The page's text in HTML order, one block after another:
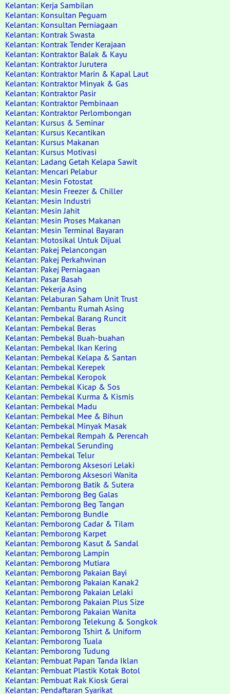
Kelantan: Kerja Sambilan
Kelantan: Konsultan Peguam
Kelantan: Konsultan Perniagaan
Kelantan: Kontrak Swasta
Kelantan: Kontrak Tender Kerajaan
Kelantan: Kontraktor Balak & Kayu
Kelantan: Kontraktor Jurutera
Kelantan: Kontraktor Marin & Kapal Laut
Kelantan: Kontraktor Minyak & Gas
Kelantan: Kontraktor Pasir
Kelantan: Kontraktor Pembinaan
Kelantan: Kontraktor Perlombongan
Kelantan: Kursus & Seminar
Kelantan: Kursus Kecantikan
Kelantan: Kursus Makanan
Kelantan: Kursus Motivasi
Kelantan: Ladang Getah Kelapa Sawit
Kelantan: Mencari Pelabur
Kelantan: Mesin Fotostat
Kelantan: Mesin Freezer & Chiller
Kelantan: Mesin Industri
Kelantan: Mesin Jahit
Kelantan: Mesin Proses Makanan
Kelantan: Mesin Terminal Bayaran
Kelantan: Motosikal Untuk Dijual
Kelantan: Pakej Pelancongan
Kelantan: Pakej Perkahwinan
Kelantan: Pakej Perniagaan
Kelantan: Pasar Basah
Kelantan: Pekerja Asing
Kelantan: Pelaburan Saham Unit Trust
Kelantan: Pembantu Rumah Asing
Kelantan: Pembekal Barang Runcit
Kelantan: Pembekal Beras
Kelantan: Pembekal Buah-buahan
Kelantan: Pembekal Ikan Kering
Kelantan: Pembekal Kelapa & Santan
Kelantan: Pembekal Kerepek
Kelantan: Pembekal Keropok
Kelantan: Pembekal Kicap & Sos
Kelantan: Pembekal Kurma & Kismis
Kelantan: Pembekal Madu
Kelantan: Pembekal Mee & Bihun
Kelantan: Pembekal Minyak Masak
Kelantan: Pembekal Rempah & Perencah
Kelantan: Pembekal Serunding
Kelantan: Pembekal Telur
Kelantan: Pemborong Aksesori Lelaki
Kelantan: Pemborong Aksesori Wanita
Kelantan: Pemborong Batik & Sutera
Kelantan: Pemborong Beg Galas
Kelantan: Pemborong Beg Tangan
Kelantan: Pemborong Bundle
Kelantan: Pemborong Cadar & Tilam
Kelantan: Pemborong Karpet
Kelantan: Pemborong Kasut & Sandal
Kelantan: Pemborong Lampin
Kelantan: Pemborong Mutiara
Kelantan: Pemborong Pakaian Bayi
Kelantan: Pemborong Pakaian Kanak2
Kelantan: Pemborong Pakaian Lelaki
Kelantan: Pemborong Pakaian Plus Size
Kelantan: Pemborong Pakaian Wanita
Kelantan: Pemborong Telekung & Songkok
Kelantan: Pemborong Tshirt & Uniform
Kelantan: Pemborong Tuala
Kelantan: Pemborong Tudung
Kelantan: Pembuat Papan Tanda Iklan
Kelantan: Pembuat Plastik Kotak Botol
Kelantan: Pembuat Rak Kiosk Gerai
Kelantan: Pendaftaran Syarikat